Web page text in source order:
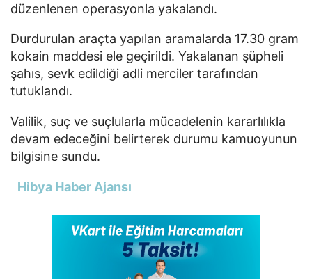
düzenlenen operasyonla yakalandı.
Durdurulan araçta yapılan aramalarda 17.30 gram
kokain maddesi ele geçirildi. Yakalanan şüpheli
şahıs, sevk edildiği adli merciler tarafından
tutuklandı.
Valilik, suç ve suçlularla mücadelenin kararlılıkla
devam edeceğini belirterek durumu kamuoyunun
bilgisine sundu.
Hibya Haber Ajansı